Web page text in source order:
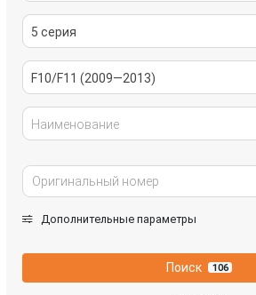
электрика
5 серия
F10/F11 (2009—2013)
Наименование
Дополнительные параметры
Поиск 106